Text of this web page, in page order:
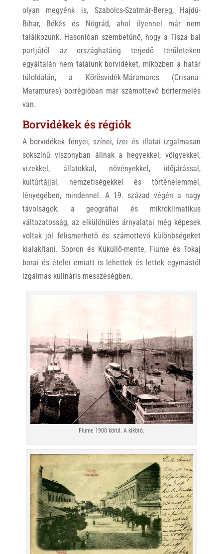
olyan megyénk is, Szabolcs-Szatmár-Bereg, Hajdú-
Bihar, Békés és Nógrád, ahol ilyennel már nem
találkozunk. Hasonlóan szembetűnő, hogy a Tisza bal
partjától az országhatárig terjedő területeken
egyáltalán nem találunk borvidéket, miközben a határ
túloldalán, a Kőrösvidék-Máramaros (Crisana-
Maramures) borrégióban már számottevő bortermelés
van.
Borvidékek és régiók
A borvidékek fényei, színei, ízei és illatai izgalmasan
sokszínű viszonyban állnak a hegyekkel, völgyekkel,
vizekkel, állatokkal, növényekkel, időjárással,
kultúrtájjal, nemzetiségekkel és történelemmel,
lényegében, mindennel. A 19. század végén a nagy
távolságok, a geográfiai és mikroklimatikus
változatosság, az elkülönülés árnyalatai még képesek
voltak jól felismerhető és számottevő különbségeket
kialakítani. Sopron és Küküllő-mente, Fiume és Tokaj
borai és ételei emiatt is lehettek és lettek egymástól
izgalmas kulináris messzeségben.
Fiume 1900 körül. A kikötő.